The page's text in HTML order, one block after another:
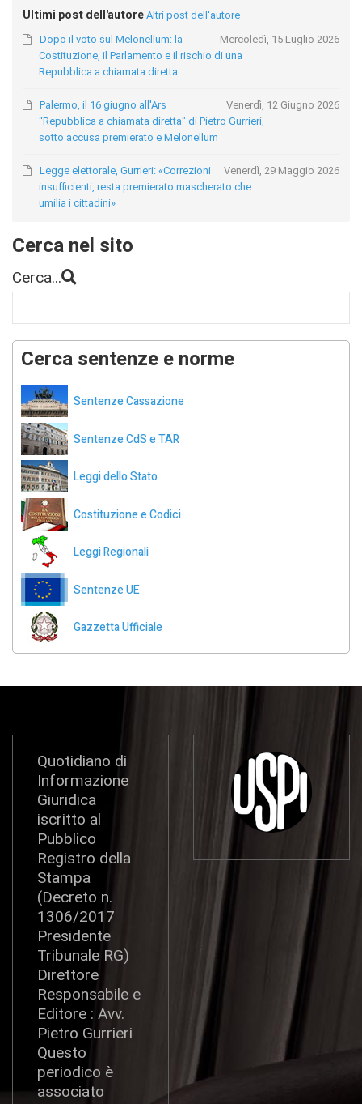
Ultimi post dell'autore Altri post dell'autore
Mercoledì, 15 Luglio 2026
Dopo il voto sul Melonellum: la
Costituzione, il Parlamento e il rischio di una
Repubblica a chiamata diretta
Venerdì, 12 Giugno 2026
Palermo, il 16 giugno all'Ars
“Repubblica a chiamata diretta" di Pietro Gurrieri,
sotto accusa premierato e Melonellum
Venerdì, 29 Maggio 2026
Legge elettorale, Gurrieri: «Correzioni
insufficienti, resta premierato mascherato che
umilia i cittadini»
Cerca nel sito
Cerca...
Cerca sentenze e norme
Sentenze Cassazione
Sentenze CdS e TAR
Leggi dello Stato
Costituzione e Codici
Leggi Regionali
Sentenze UE
Gazzetta Ufficiale
Quotidiano di
Informazione
Giuridica
iscritto al
Pubblico
Registro della
Stampa
(Decreto n.
1306/2017
Presidente
Tribunale RG)
Direttore
Responsabile e
Editore : Avv.
Pietro Gurrieri
Questo
periodico è
associato